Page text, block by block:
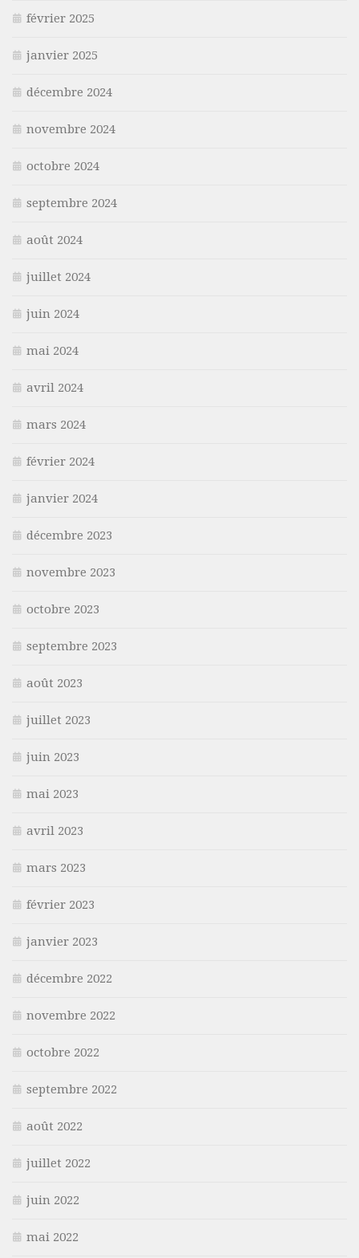
février 2025
janvier 2025
décembre 2024
novembre 2024
octobre 2024
septembre 2024
août 2024
juillet 2024
juin 2024
mai 2024
avril 2024
mars 2024
février 2024
janvier 2024
décembre 2023
novembre 2023
octobre 2023
septembre 2023
août 2023
juillet 2023
juin 2023
mai 2023
avril 2023
mars 2023
février 2023
janvier 2023
décembre 2022
novembre 2022
octobre 2022
septembre 2022
août 2022
juillet 2022
juin 2022
mai 2022